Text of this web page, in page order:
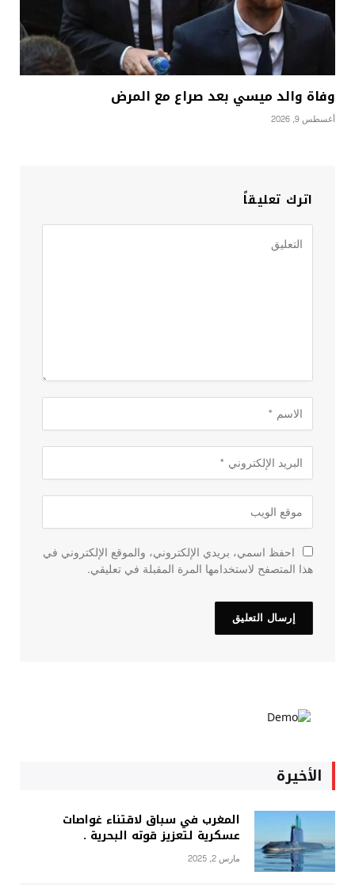
وفاة والد ميسي بعد صراع مع المرض
أغسطس 9, 2026
اترك تعليقاً
احفظ اسمي، بريدي الإلكتروني، والموقع الإلكتروني في
هذا المتصفح لاستخدامها المرة المقبلة في تعليقي.
الأخيرة
المغرب في سباق لاقتناء غواصات
عسكرية لتعزيز قوته البحرية .
مارس 2, 2025